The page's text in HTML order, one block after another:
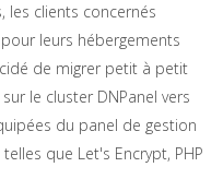
les clients concernés
leurs hébergements
de migrer petit à petit
le cluster DNPanel vers
du panel de gestion
que Let's Encrypt, PHP